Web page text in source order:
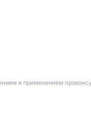
и применением